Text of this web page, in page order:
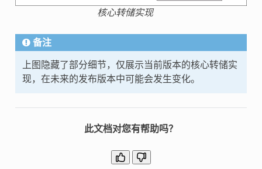
核心转储实现
备注
上图隐藏了部分细节，仅展示当前版本的核心转储实
现，在未来的发布版本中可能会发生变化。
此文档对您有帮助吗？